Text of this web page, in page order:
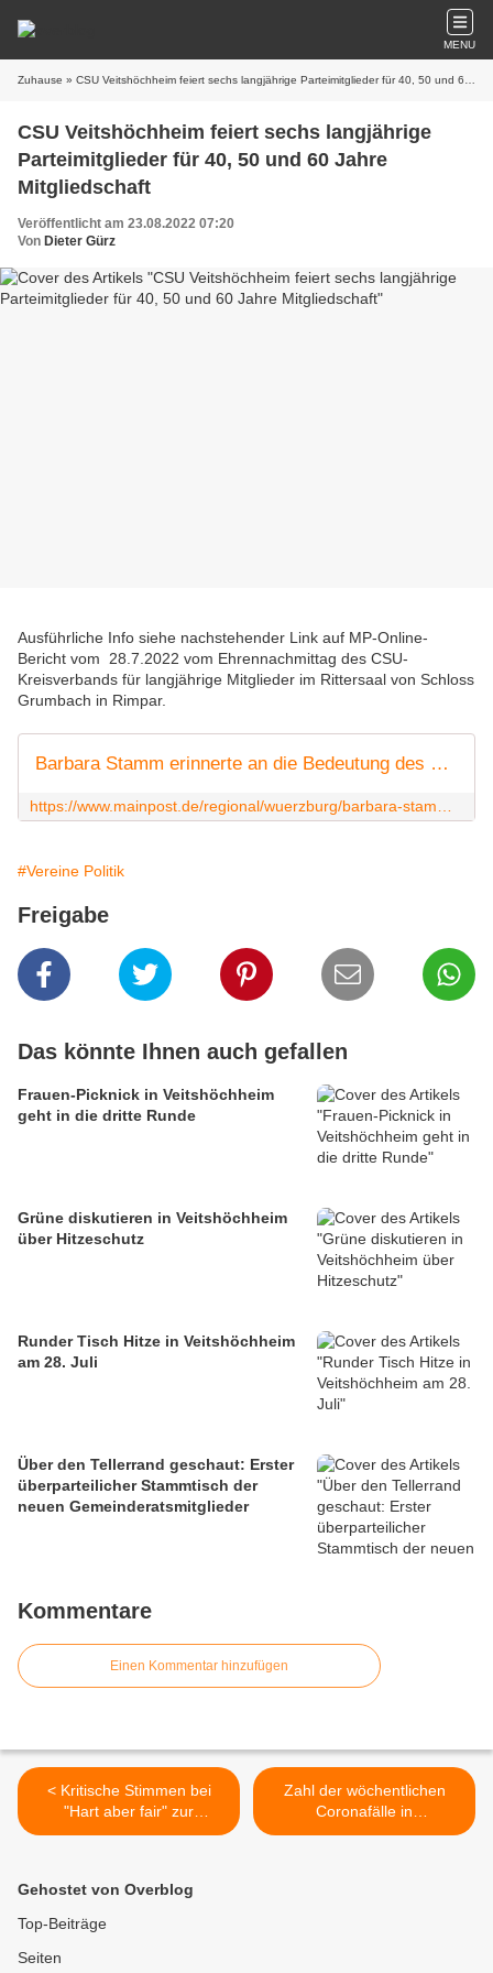
MENU
Zuhause » CSU Veitshöchheim feiert sechs langjährige Parteimitglieder für 40, 50 und 60 Jahre Mitgliedschaft
CSU Veitshöchheim feiert sechs langjährige
Parteimitglieder für 40, 50 und 60 Jahre
Mitgliedschaft
Veröffentlicht am 23.08.2022 07:20
Von Dieter Gürz
Ausführliche Info siehe nachstehender Link auf MP-Online-
Bericht vom 28.7.2022 vom Ehrennachmittag des CSU-
Kreisverbands für langjährige Mitglieder im Rittersaal von Schloss
Grumbach in Rimpar.
Barbara Stamm erinnerte an die Bedeutung des Ehrenamts: CSU ehrte langjährige Parteimitglieder
#Vereine Politik
Freigabe
Das könnte Ihnen auch gefallen
Frauen-Picknick in Veitshöchheim
geht in die dritte Runde
Grüne diskutieren in Veitshöchheim
über Hitzeschutz
Runder Tisch Hitze in Veitshöchheim
am 28. Juli
Über den Tellerrand geschaut: Erster
überparteilicher Stammtisch der
neuen Gemeinderatsmitglieder
Kommentare
Einen Kommentar hinzufügen
< Kritische Stimmen bei
"Hart aber fair" zur
Abschaltung der
Zahl der wöchentlichen
Coronafälle in
Veitshöchheim sinkt in der
Gehostet von Overblog
Top-Beiträge
Seiten